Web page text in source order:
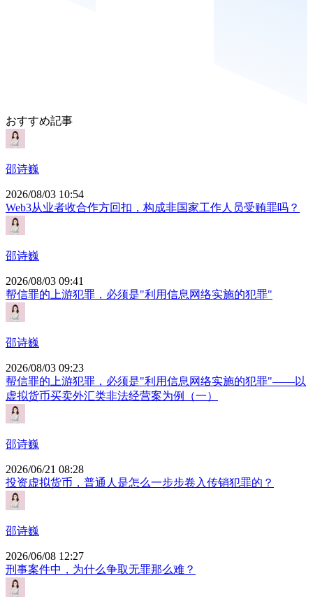
おすすめ記事
邵诗巍
2026/08/03 10:54
Web3从业者收合作方回扣，构成非国家工作人员受贿罪吗？
邵诗巍
2026/08/03 09:41
帮信罪的上游犯罪，必须是"利用信息网络实施的犯罪"
邵诗巍
2026/08/03 09:23
帮信罪的上游犯罪，必须是"利用信息网络实施的犯罪"——以
虚拟货币买卖外汇类非法经营案为例（一）
邵诗巍
2026/06/21 08:28
投资虚拟货币，普通人是怎么一步步卷入传销犯罪的？
邵诗巍
2026/06/08 12:27
刑事案件中，为什么争取无罪那么难？